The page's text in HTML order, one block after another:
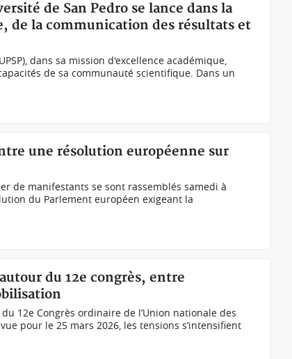
de San Pedro se lance dans la
de la communication des résultats et
dans sa mission d'excellence académique,
de sa communauté scientifique. Dans un
une résolution européenne sur
de manifestants se sont rassemblés samedi à
du Parlement européen exigeant la
du 12e congrès, entre
12e Congrès ordinaire de l’Union nationale des
pour le 25 mars 2026, les tensions s’intensifient